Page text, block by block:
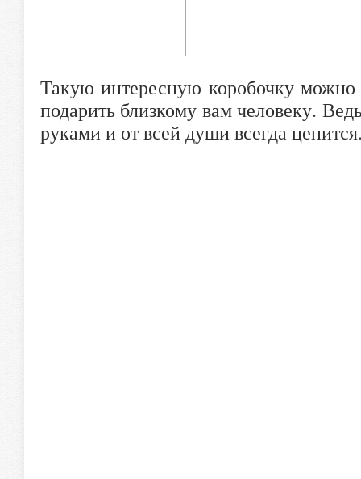
Такую интересную коробочку
подарить близкому вам человеку.
руками и от всей души всегда